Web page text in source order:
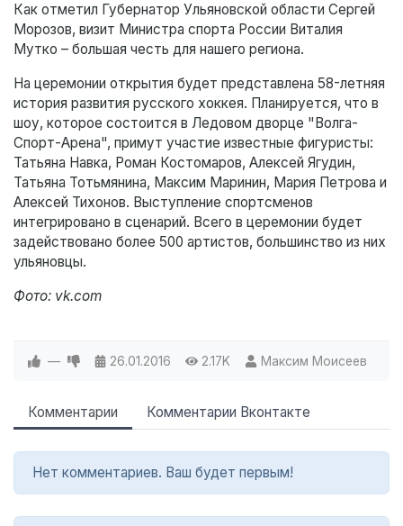
Как отметил Губернатор Ульяновской области Сергей
Морозов, визит Министра спорта России Виталия
Мутко – большая честь для нашего региона.
На церемонии открытия будет представлена 58-летняя
история развития русского хоккея. Планируется, что в
шоу, которое состоится в Ледовом дворце "Волга-
Спорт-Арена", примут участие известные фигуристы:
Татьяна Навка, Роман Костомаров, Алексей Ягудин,
Татьяна Тотьмянина, Максим Маринин, Мария Петрова и
Алексей Тихонов. Выступление спортсменов
интегрировано в сценарий. Всего в церемонии будет
задействовано более 500 артистов, большинство из них
ульяновцы.
Фото: vk.com
— 26.01.2016 2.17K Максим Моисеев
Комментарии Комментарии Вконтакте
Нет комментариев. Ваш будет первым!